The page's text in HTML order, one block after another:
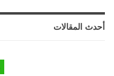
أحدث المقالات